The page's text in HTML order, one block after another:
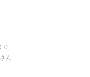
0
さん